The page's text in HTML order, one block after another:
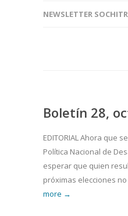
NEWSLETTER
Boletín 28,
EDITORIAL Ahora que
Política Nacional de
esperar que quien
próximas elecciones
more →